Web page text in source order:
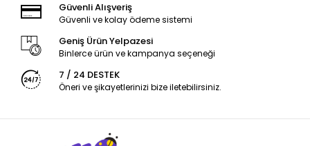
Güvenli Alışveriş
Güvenli ve kolay ödeme sistemi
Geniş Ürün Yelpazesi
Binlerce ürün ve kampanya seçeneği
7 / 24 DESTEK
Öneri ve şikayetlerinizi bize iletebilirsiniz.